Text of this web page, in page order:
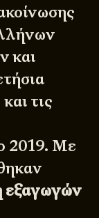
και
τις
2019. Με
εξαγωγών